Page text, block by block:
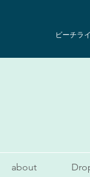
ビーチラ
about